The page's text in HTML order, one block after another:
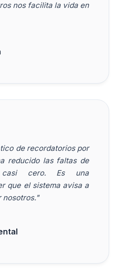
nos facilita la vida en
de recordatorios por
reducido las faltas de
cero. Es una
que el sistema avisa a
nosotros."